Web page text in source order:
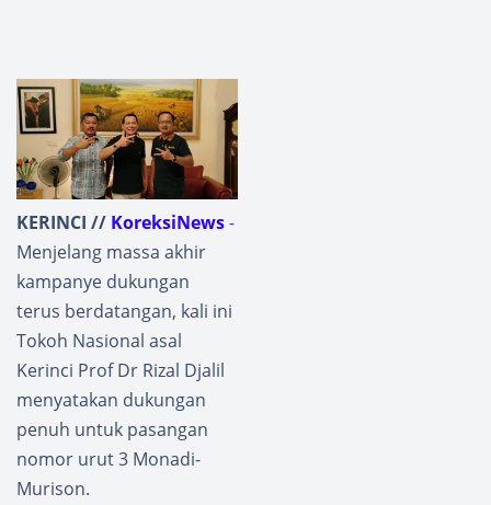
KERINCI // KoreksiNews-
Menjelang massa akhir
kampanye dukungan
terus berdatangan, kali ini
Tokoh Nasional asal
Kerinci Prof Dr Rizal Djalil
menyatakan dukungan
penuh untuk pasangan
nomor urut 3 Monadi-
Murison.